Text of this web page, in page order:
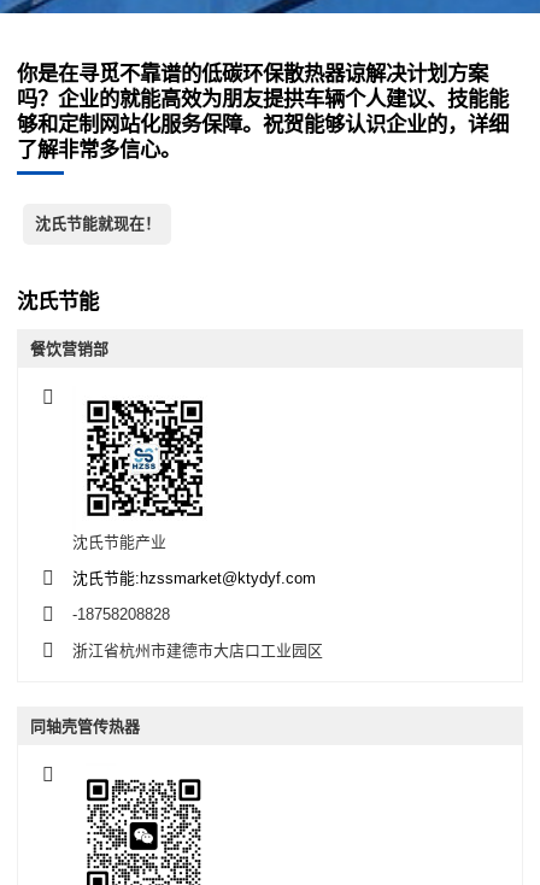
你是在寻觅不靠谱的低碳环保散热器谅解决计划方案
吗？企业的就能高效为朋友提拱车辆个人建议、技能能
够和定制网站化服务保障。祝贺能够认识企业的，详细
了解非常多信心。
沈氏节能就现在！
沈氏节能
餐饮营销部
沈氏节能产业
沈氏节能:hzssmarket@ktydyf.com
-18758208828
浙江省杭州市建德市大店口工业园区
同轴壳管传热器